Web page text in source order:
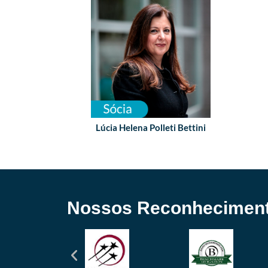
Lúcia Helena Polleti Bettini
Nossos